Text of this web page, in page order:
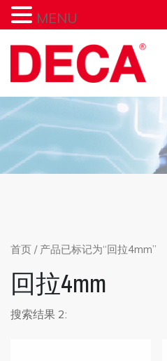
content
首页 / 产品已标记为“回拉4mm”
回拉4mm
搜索结果 2:
MENU